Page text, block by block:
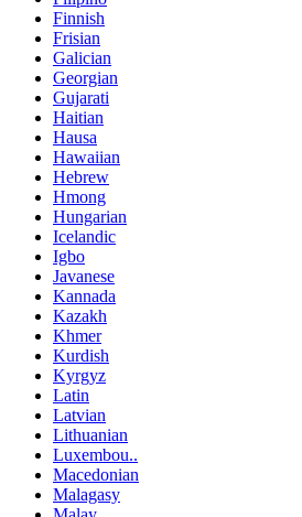
Finnish
Frisian
Galician
Georgian
Gujarati
Haitian
Hausa
Hawaiian
Hebrew
Hmong
Hungarian
Icelandic
Igbo
Javanese
Kannada
Kazakh
Khmer
Kurdish
Kyrgyz
Latin
Latvian
Lithuanian
Luxembou..
Macedonian
Malagasy